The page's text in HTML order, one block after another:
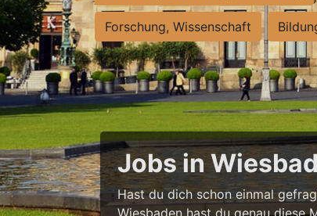
Forschung, Wissenschaft
Jobs in
Hast du dich schon einmal